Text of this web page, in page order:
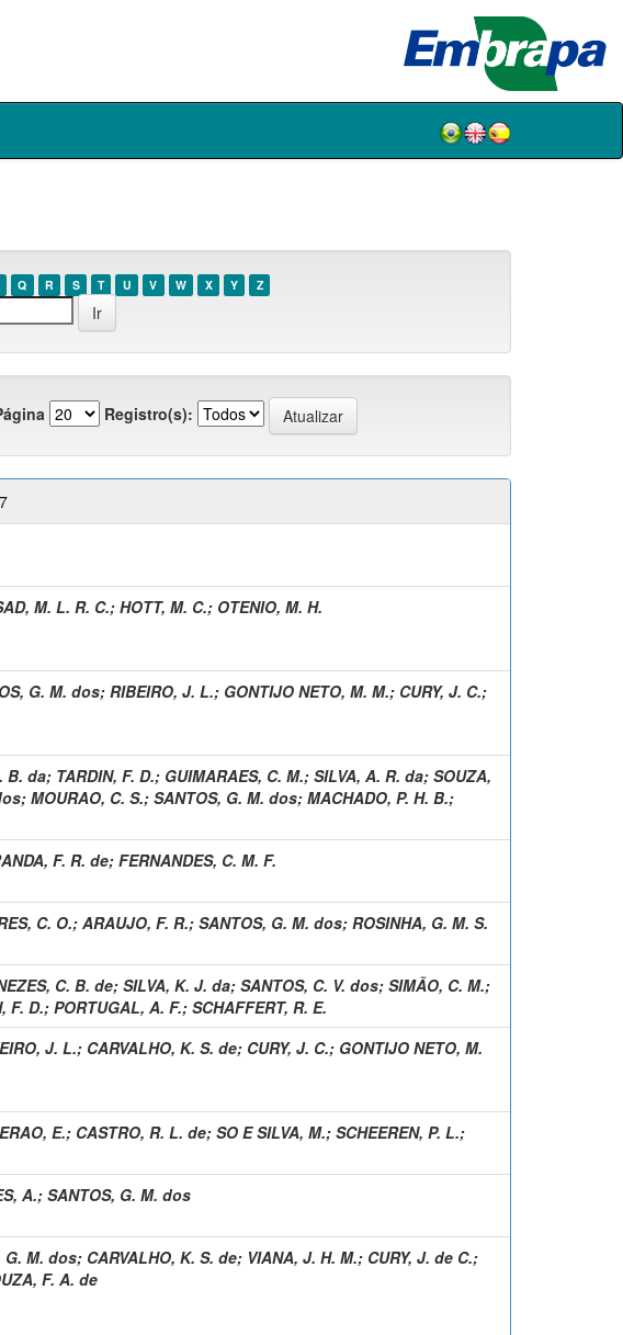
Q R S T U V W X Y Z
Registro(s):
M. L. R. C.; HOTT, M. C.; OTENIO, M. H.
G. M. dos; RIBEIRO, J. L.; GONTIJO NETO, M. M.; CURY, J. C.;
B. da; TARDIN, F. D.; GUIMARAES, C. M.; SILVA, A. R. da; SOUZA,
; MOURAO, C. S.; SANTOS, G. M. dos; MACHADO, P. H. B.;
F. R. de; FERNANDES, C. M. F.
C. O.; ARAUJO, F. R.; SANTOS, G. M. dos; ROSINHA, G. M. S.
C. B. de; SILVA, K. J. da; SANTOS, C. V. dos; SIMÃO, C. M.;
F. D.; PORTUGAL, A. F.; SCHAFFERT, R. E.
J. L.; CARVALHO, K. S. de; CURY, J. C.; GONTIJO NETO, M.
E.; CASTRO, R. L. de; SO E SILVA, M.; SCHEEREN, P. L.;
A.; SANTOS, G. M. dos
G. M. dos; CARVALHO, K. S. de; VIANA, J. H. M.; CURY, J. de C.;
F. A. de